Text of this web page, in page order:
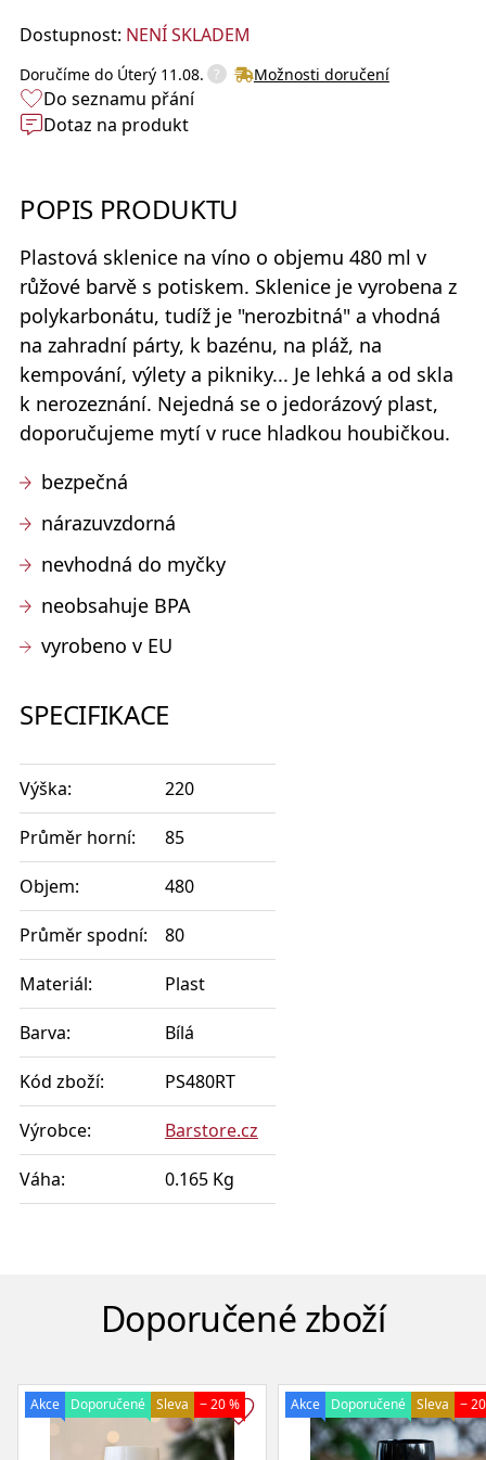
Dostupnost: NENÍ SKLADEM
Doručíme do Úterý 11.08. ? Možnosti doručení
Do seznamu přání
Dotaz na produkt
POPIS PRODUKTU
Plastová sklenice na víno o objemu 480 ml v
růžové barvě s potiskem. Sklenice je vyrobena z
polykarbonátu, tudíž je "nerozbitná" a vhodná
na zahradní párty, k bazénu, na pláž, na
kempování, výlety a pikniky... Je lehká a od skla
k nerozeznání. Nejedná se o jedorázový plast,
doporučujeme mytí v ruce hladkou houbičkou.
bezpečná
nárazuvzdorná
nevhodná do myčky
neobsahuje BPA
vyrobeno v EU
SPECIFIKACE
Výška: 220
Průměr horní: 85
Objem: 480
Průměr spodní: 80
Materiál: Plast
Barva: Bílá
Kód zboží: PS480RT
Výrobce: Barstore.cz
Váha: 0.165 Kg
Doporučené zboží
Akce Doporučené Sleva − 20 % Akce Doporučené Sleva −